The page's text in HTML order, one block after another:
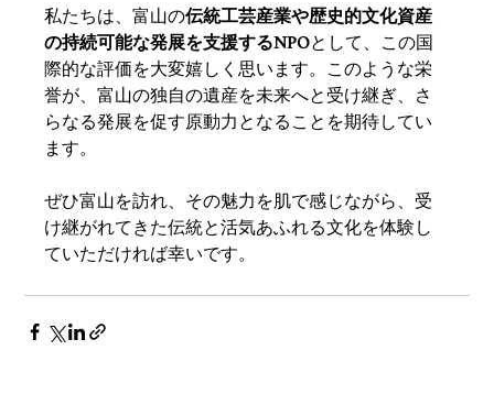
私たちは、富山の伝統工芸産業や歴史的文化資産
の持続可能な発展を支援するNPOとして、この国
際的な評価を大変嬉しく思います。このような栄
誉が、富山の独自の遺産を未来へと受け継ぎ、さ
らなる発展を促す原動力となることを期待してい
ます。
ぜひ富山を訪れ、その魅力を肌で感じながら、受
け継がれてきた伝統と活気あふれる文化を体験し
ていただければ幸いです。